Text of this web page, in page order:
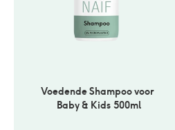
Voedende Shampoo voor
Baby & Kids 500ml